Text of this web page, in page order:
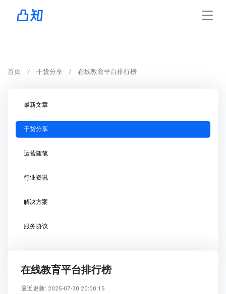
首页 干货分享 在线教育平台排行榜
最新文章
干货分享
运营随笔
行业资讯
解决方案
服务协议
在线教育平台排行榜
最近更新: 2025-07-30 20:00:15